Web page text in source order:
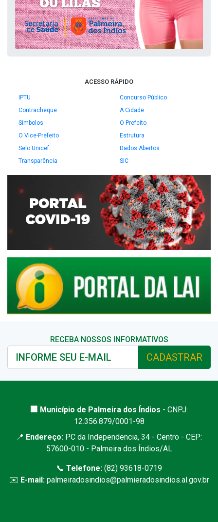
ACESSO RÁPIDO
IPTU
Concurso Público
Contracheque
A Cidade
Símbolos
O Prefeito
O Vice-Prefeito
Estrutura
Selo Unicef
Dados Abertos
Transparência
SIC
RECEBA NOSSOS INFORMATIVOS
CADASTRAR
🏢 Município de Palmeira dos Índios - CNPJ:
12.356.879/0001-98
📍 Endereço: PC da Independencia, 34 - Centro - CEP:
57600-010 - Palmeira dos Índios/AL
📞 Telefone:(82) 93618-0719
✉️ E-mail: palmeiradosindios@palmieradosindios.al.gov.br